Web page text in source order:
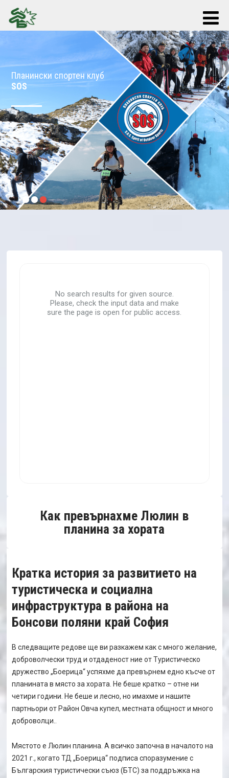
Планински спортен клуб
SOS
No search results for given source.
Please, check the input data and make
sure the page is open for public access.
Как превърнахме Люлин в
планина за хората
Кратка история за развитието на
туристическа и социална
инфраструктура в района на
Бонсови поляни край София
В следващите редове ще ви разкажем как с много желание,
доброволчески труд и отдаденост ние от Туристическо
дружество „Боерица“ успяхме да превърнем едно късче от
планината в място за хората. Не беше кратко – отне ни
четири години. Не беше и лесно, но имахме и нашите
партньори от Район Овча купел, местната общност и много
доброволци..
Мястото е Люлин планина. А всичко започна в началото на
2021 г., когато ТД „Боерица“ подписа споразумение с
Българския туристически съюз (БТС) за поддръжка на